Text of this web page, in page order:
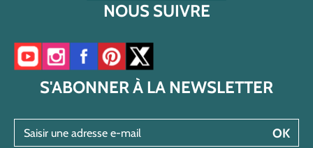
NOUS SUIVRE
Accéder à notre chaîne YouTube
Accéder à notre compte Instagram
Accéder à notre page Facebook
Accéder à notre compte Pinterest
Accéder à notre compte Twitter/X
S'ABONNER À LA NEWSLETTER
OK